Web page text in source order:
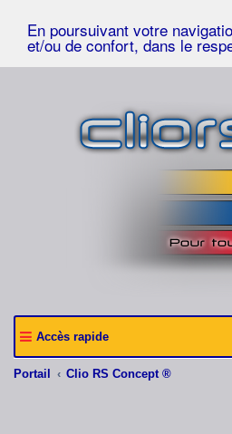
En poursuivant votre
et/ou de confort, dans le
Accès rapide
Portail Clio RS Concept ®